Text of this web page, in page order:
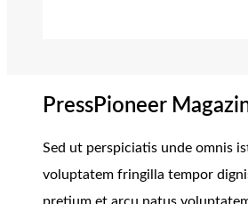
PressPioneer
Sed ut perspiciatis unde omnis
voluptatem fringilla tempor